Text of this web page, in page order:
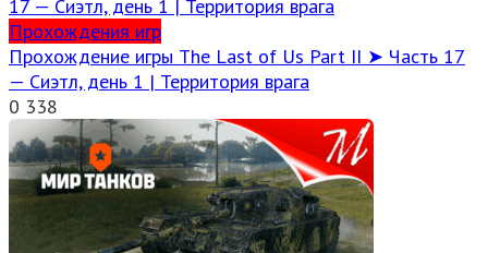
Прохождения игр
Прохождение игры The Last of Us Part II ➤ Часть 17
— Сиэтл, день 1 | Территория врага
0 338